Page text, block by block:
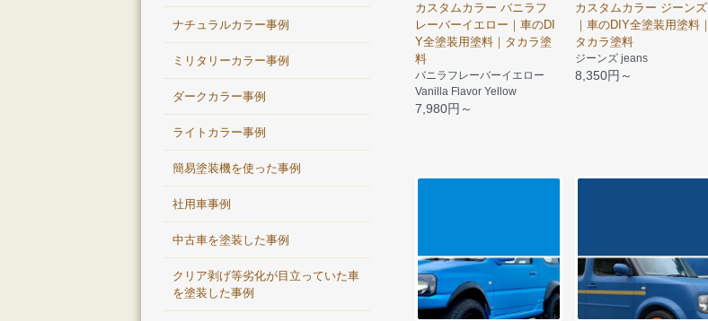
カスタムカラー バニラフ
レーバーイエロー｜車のDI
Y全塗装用塗料｜タカラ塗
料
バニラフレーバーイエロー
Vanilla Flavor Yellow
7,980円～
カスタムカラー ジーンズ
｜車のDIY全塗装用塗料｜
タカラ塗料
ジーンズ jeans
8,350円～
ナチュラルカラー事例
ミリタリーカラー事例
ダークカラー事例
ライトカラー事例
簡易塗装機を使った事例
社用車事例
中古車を塗装した事例
クリア剥げ等劣化が目立っていた車
を塗装した事例